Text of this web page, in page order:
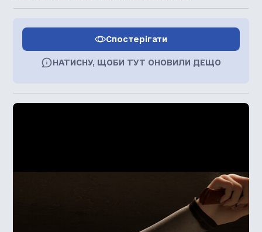
Спостерігати
НАТИСНУ, ЩОБИ ТУТ ОНОВИЛИ ДЕЩО